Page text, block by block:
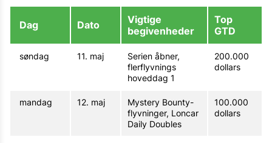
Dag Dato
Vigtige
begivenheder
Top
GTD
søndag 11. maj
Serien åbner,
flerflyvnings
hoveddag 1
200.000
dollars
mandag 12. maj
Mystery Bounty-
flyvninger, Loncar
Daily Doubles
100.000
dollars